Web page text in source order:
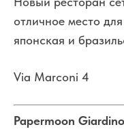
отличное место
японская и
Via Marconi 4
Papermoon Giardino